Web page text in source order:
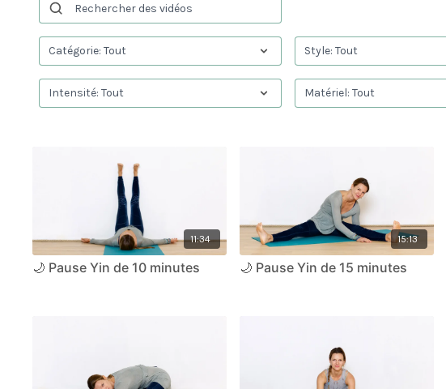
11:34
🌙 Pause Yin de 10 minutes
15:13
🌙 Pause Yin de 15 minutes